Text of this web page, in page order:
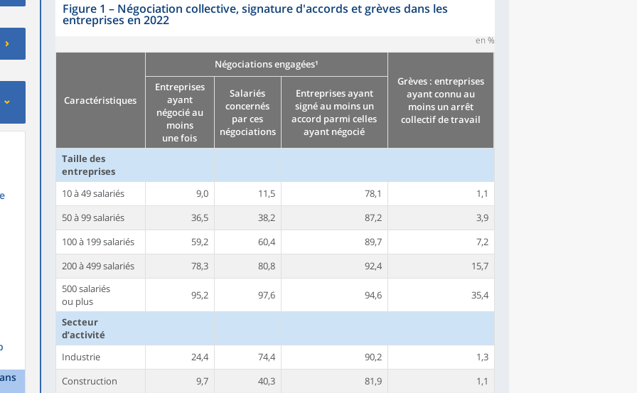
Figure 1 – Négociation collective, signature d'accords et grèves dans les
entreprises en 2022
en %
Caractéristiques
Négociations engagées¹
Grèves : entreprises
ayant connu au
moins un arrêt
collectif de travail
Entreprises
ayant
négocié au
moins
une fois
Salariés
concernés
par ces
négociations
Entreprises ayant
signé au moins un
accord parmi celles
ayant négocié
Taille des
entreprises
10 à 49 salariés
9,0 11,5 78,1
1,1
50 à 99 salariés
36,5 38,2 87,2
3,9
100 à 199 salariés
59,2 60,4 89,7
7,2
200 à 499 salariés
78,3 80,8 92,4
15,7
500 salariés
ou plus
95,2 97,6 94,6 35,4
Secteur
d’activité
Industrie
24,4 74,4 90,2
1,3
Construction
9,7 40,3 81,9
1,1